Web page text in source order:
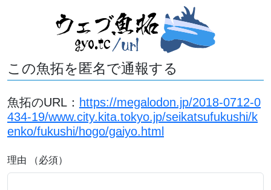
この魚拓を匿名で通報する
魚拓のURL： https://megalodon.jp/2018-0712-0
434-19/www.city.kita.tokyo.jp/seikatsufukushi/k
enko/fukushi/hogo/gaiyo.html
理由 （必須）